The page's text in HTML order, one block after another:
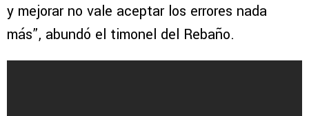
y mejorar no vale aceptar los errores nada
más”, abundó el timonel del Rebaño.